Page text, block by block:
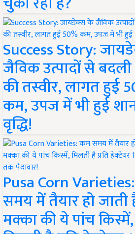
Success Story:
जैविक उत्पादों से
की तस्वीर, लागत हुई
कम, उपज में भी हुई
वृद्धि!
Pusa Corn
समय में तैयार हो जाती
मक्का की ये पांच किस्में,